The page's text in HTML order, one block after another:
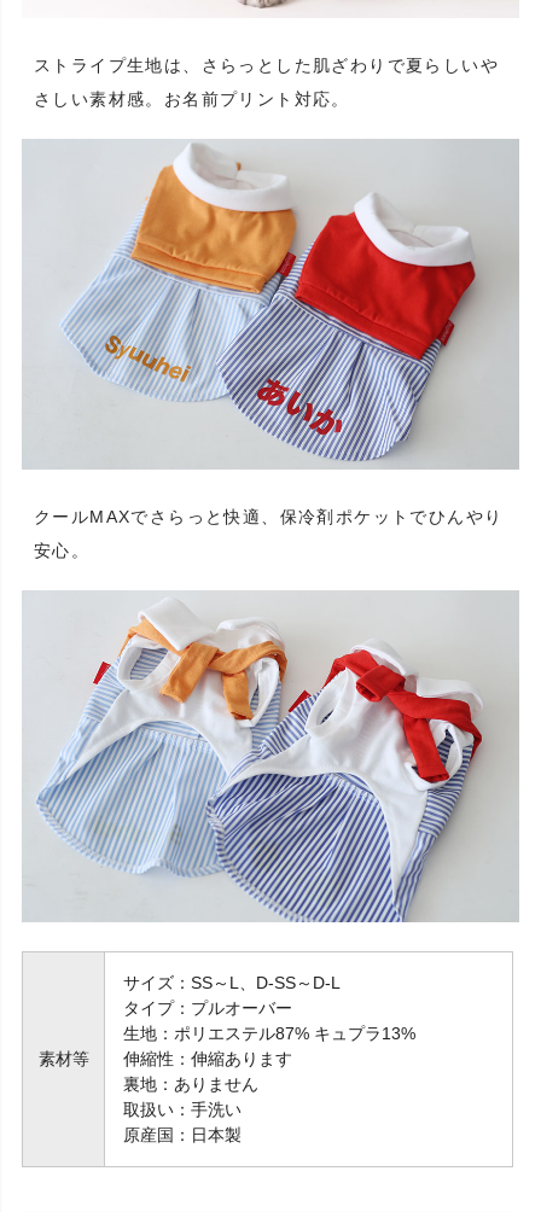
ストライプ生地は、さらっとした肌ざわりで夏らしいや
さしい素材感。お名前プリント対応。
クールMAXでさらっと快適、保冷剤ポケットでひんやり
安心。
素材等
サイズ：SS～L、D-SS～D-L
タイプ：プルオーバー
生地：ポリエステル87% キュプラ13%
伸縮性：伸縮あります
裏地：ありません
取扱い：手洗い
原産国：日本製